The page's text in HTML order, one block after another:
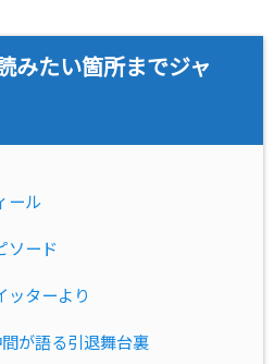
みたい箇所までジャ
ール
ソード
ッターより
が語る引退舞台裏